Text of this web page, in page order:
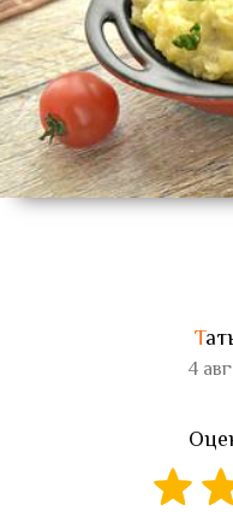
Т
4